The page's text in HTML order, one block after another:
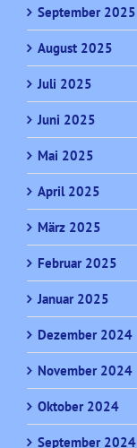
September 2025
August 2025
Juli 2025
Juni 2025
Mai 2025
April 2025
März 2025
Februar 2025
Januar 2025
Dezember 2024
November 2024
Oktober 2024
September 2024